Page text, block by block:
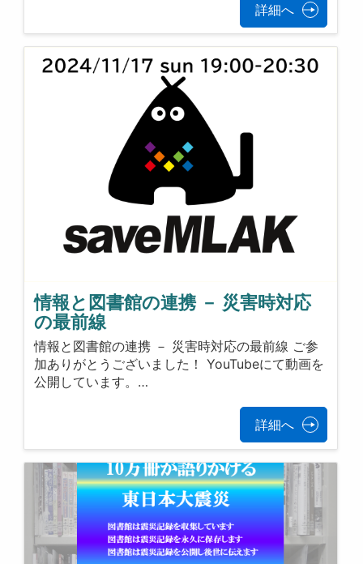
詳細へ
情報と図書館の連携 － 災害時対応
の最前線
情報と図書館の連携 － 災害時対応の最前線 ご参
加ありがとうございました！ YouTubeにて動画を
公開しています。…
詳細へ